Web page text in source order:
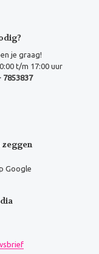
je graag!
t/m 17:00 uur
zeggen
Google